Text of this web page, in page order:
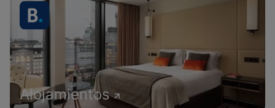
Alojamientos